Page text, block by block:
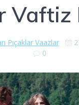
Vaftiz
Pıçaklar Vaazlar
0